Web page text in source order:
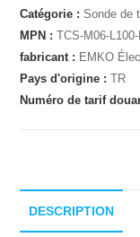
Catégorie :Sonde de
MPN :TCS-M06-
fabricant : EMKO
Pays d'origine :TR
Numéro de tarif
DESCRIPTION